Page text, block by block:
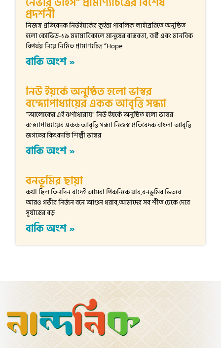
প্রদর্শনী
নিজস্ব প্রতিবেদক নিউইয়র্কের কুইন্স পাবলিক লাইব্রেরিতে অনুষ্ঠিত
হলো কোভিড-১৯ মহামারিকালে মানুষের বাস্তবতা, কষ্ট এবং মানবিক
বিপর্যয় নিয়ে নির্মিত প্রামাণ্যচিত্র “Hope
বাকি অংশ »
নিউ ইয়র্কে অনুষ্ঠিত হলো ভাস্বর
বন্দ্যোপাধ্যায়ের একক আবৃত্তি সন্ধ্যা
“আলোকের এই ঝর্ণাধারায়” নিউ ইয়র্কে অনুষ্ঠিত হলো ভাস্বর
বন্দ্যোপাধ্যায়ের একক আবৃত্তি সন্ধ্যা নিজস্ব প্রতিবেদক বাংলা আবৃত্তি
জগতের কিংবদন্তি শিল্পী ভাস্বর
বাকি অংশ »
বনভূমির ছায়া
কথা ছিল তিনদিন বাদেই আমরা পিকনিকে যাব,বনভূমির ভিতরে
আরও গভীর নির্জন বনে আগুন ধরাব,আমাদের সব শীত ঢেকে দেবে
সূর্যাস্তের বড়
বাকি অংশ »